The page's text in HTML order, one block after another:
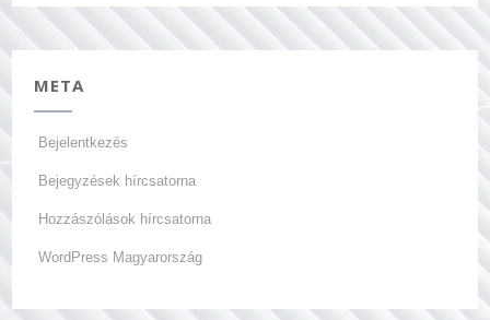
META
Bejelentkezés
Bejegyzések hírcsatorna
Hozzászólások hírcsatorna
WordPress Magyarország